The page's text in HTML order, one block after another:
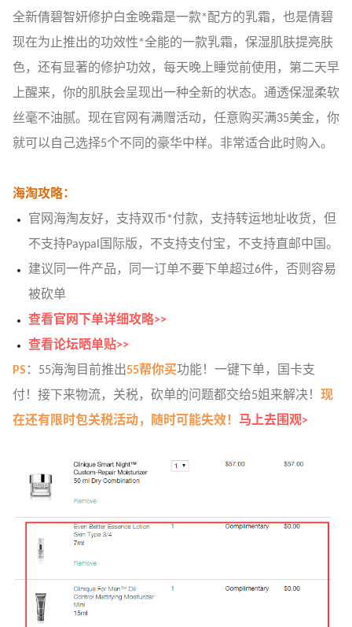
全新倩碧智妍修护白金晚霜是一款*配方的乳霜，也是倩碧
现在为止推出的功效性*全能的一款乳霜，保湿肌肤提亮肤
色，还有显著的修护功效，每天晚上睡觉前使用，第二天早
上醒来，你的肌肤会呈现出一种全新的状态。通透保湿柔软
丝毫不油腻。现在官网有满赠活动，任意购买满35美金，你
就可以自己选择5个不同的豪华中样。非常适合此时购入。
海淘攻略：
官网海淘友好，支持双币*付款，支持转运地址收货，但
不支持Paypal国际版，不支持支付宝，不支持直邮中国。
建议同一件产品，同一订单不要下单超过6件，否则容易
被砍单
查看官网下单详细攻略>>
查看论坛晒单贴>>
PS ：55海淘目前推出55帮你买功能！一键下单，国卡支
付！接下来物流，关税，砍单的问题都交给5姐来解决！ 现
在还有限时包关税活动，随时可能失效！ 马上去围观>